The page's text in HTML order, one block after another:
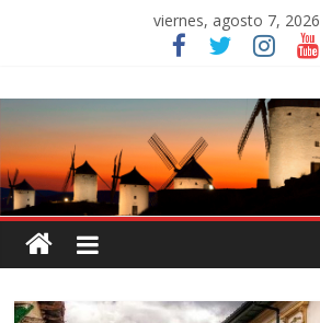
viernes, agosto 7, 2026